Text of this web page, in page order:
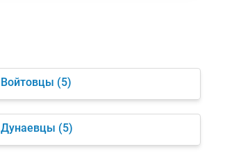
Войтовцы (5)
Дунаевцы (5)